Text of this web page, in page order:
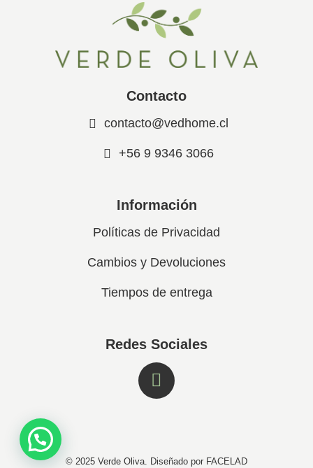
Contacto
contacto@vedhome.cl
+56 9 9346 3066
Información
Políticas de Privacidad
Cambios y Devoluciones
Tiempos de entrega
Redes Sociales
© 2025 Verde Oliva. Diseñado por FACELAD